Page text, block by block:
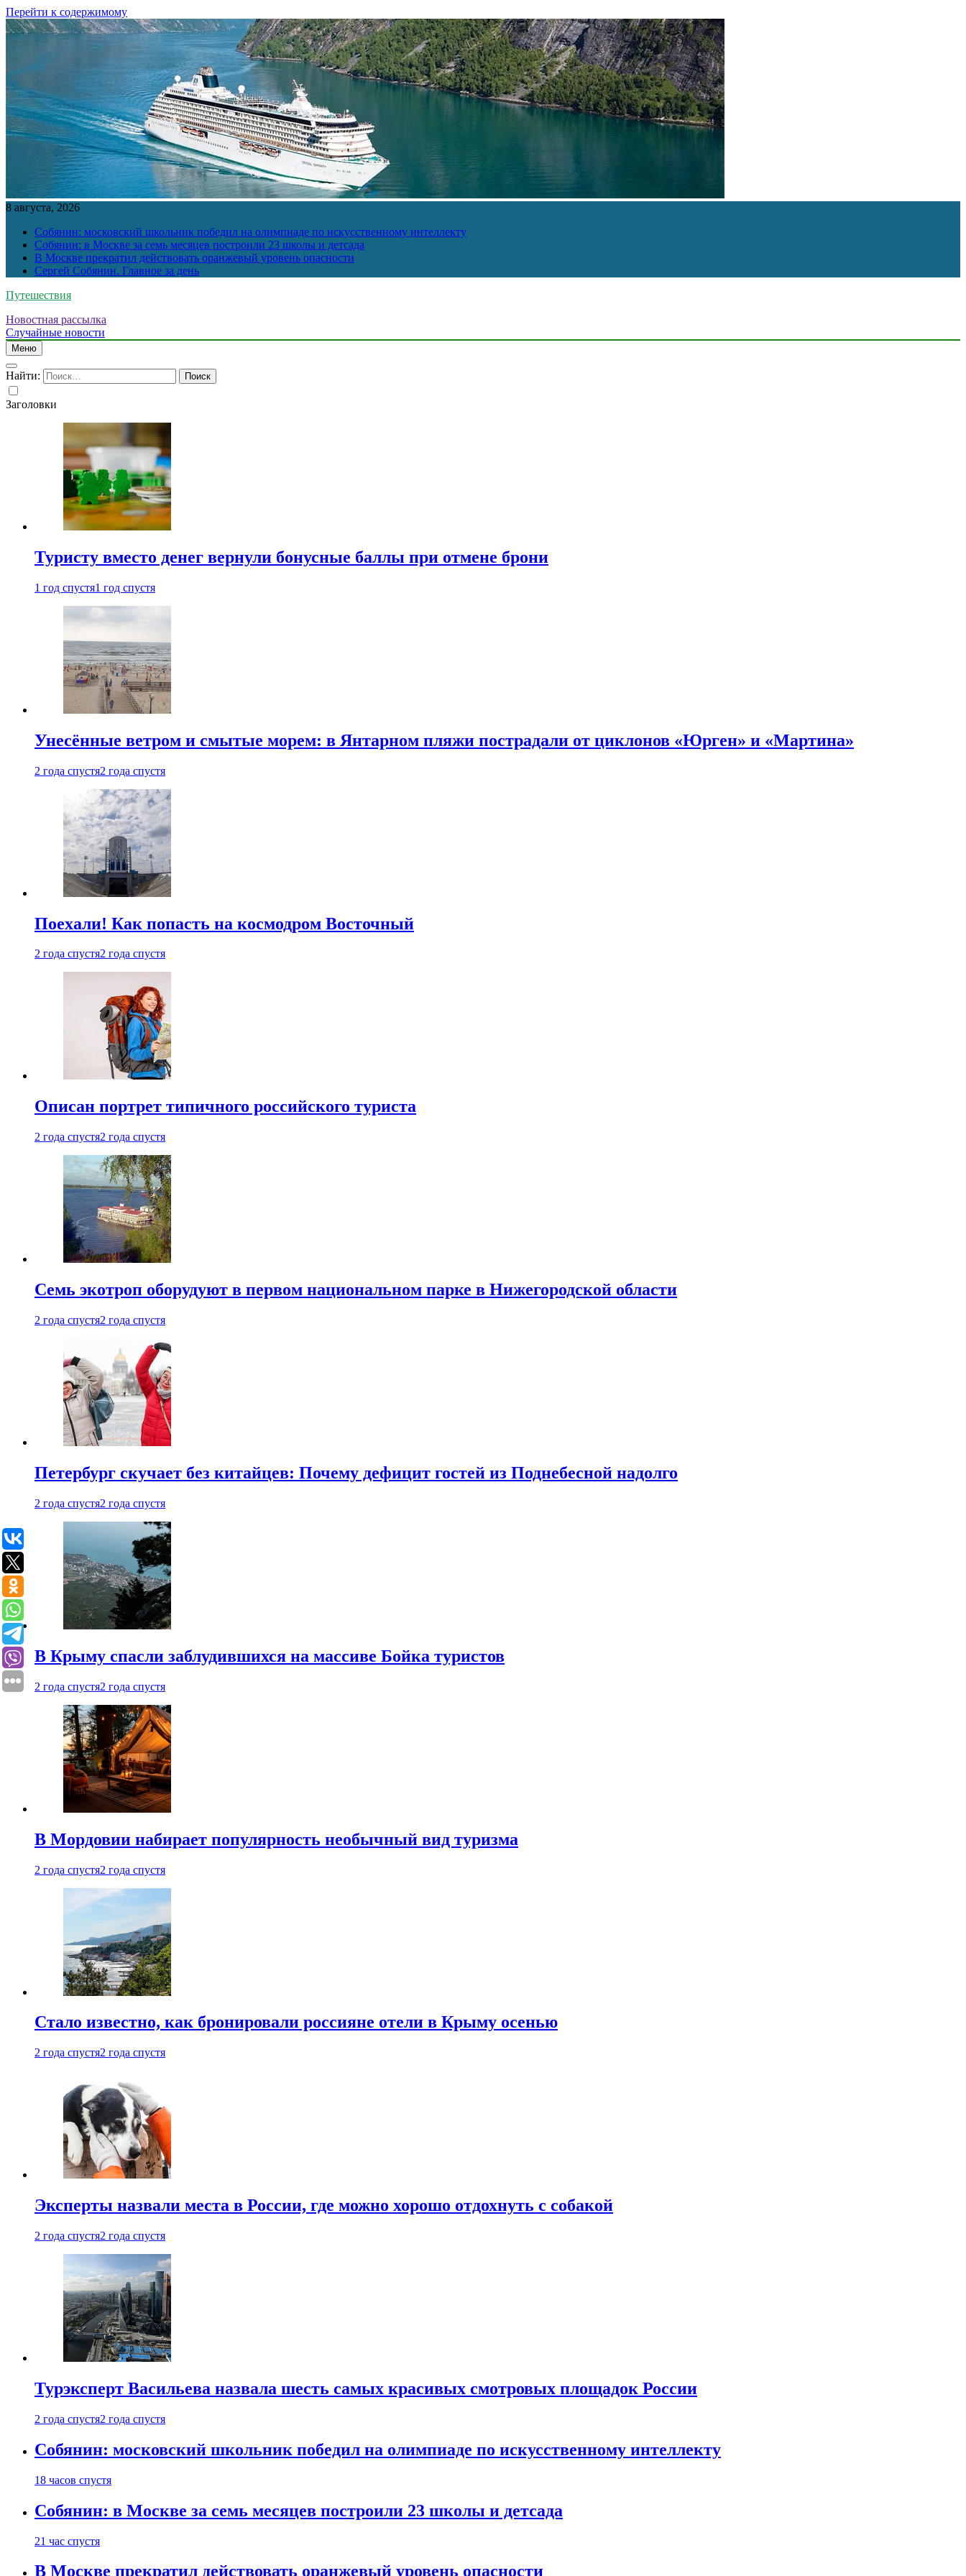
Перейти к содержимому
8 августа, 2026
Собянин: московский школьник победил на олимпиаде по искусственному интеллекту
Собянин: в Москве за семь месяцев построили 23 школы и детсада
В Москве прекратил действовать оранжевый уровень опасности
Сергей Собянин. Главное за день
Путешествия
Новостная рассылка
Случайные новости
Меню
Найти:
Заголовки
Туристу вместо денег вернули бонусные баллы при отмене брони
1 год спустя1 год спустя
Унесённые ветром и смытые морем: в Янтарном пляжи пострадали от циклонов «Юрген» и «Мартина»
2 года спустя2 года спустя
Поехали! Как попасть на космодром Восточный
2 года спустя2 года спустя
Описан портрет типичного российского туриста
2 года спустя2 года спустя
Семь экотроп оборудуют в первом национальном парке в Нижегородской области
2 года спустя2 года спустя
Петербург скучает без китайцев: Почему дефицит гостей из Поднебесной надолго
2 года спустя2 года спустя
В Крыму спасли заблудившихся на массиве Бойка туристов
2 года спустя2 года спустя
В Мордовии набирает популярность необычный вид туризма
2 года спустя2 года спустя
Стало известно, как бронировали россияне отели в Крыму осенью
2 года спустя2 года спустя
Эксперты назвали места в России, где можно хорошо отдохнуть с собакой
2 года спустя2 года спустя
Турэксперт Васильева назвала шесть самых красивых смотровых площадок России
2 года спустя2 года спустя
Собянин: московский школьник победил на олимпиаде по искусственному интеллекту
18 часов спустя
Собянин: в Москве за семь месяцев построили 23 школы и детсада
21 час спустя
В Москве прекратил действовать оранжевый уровень опасности